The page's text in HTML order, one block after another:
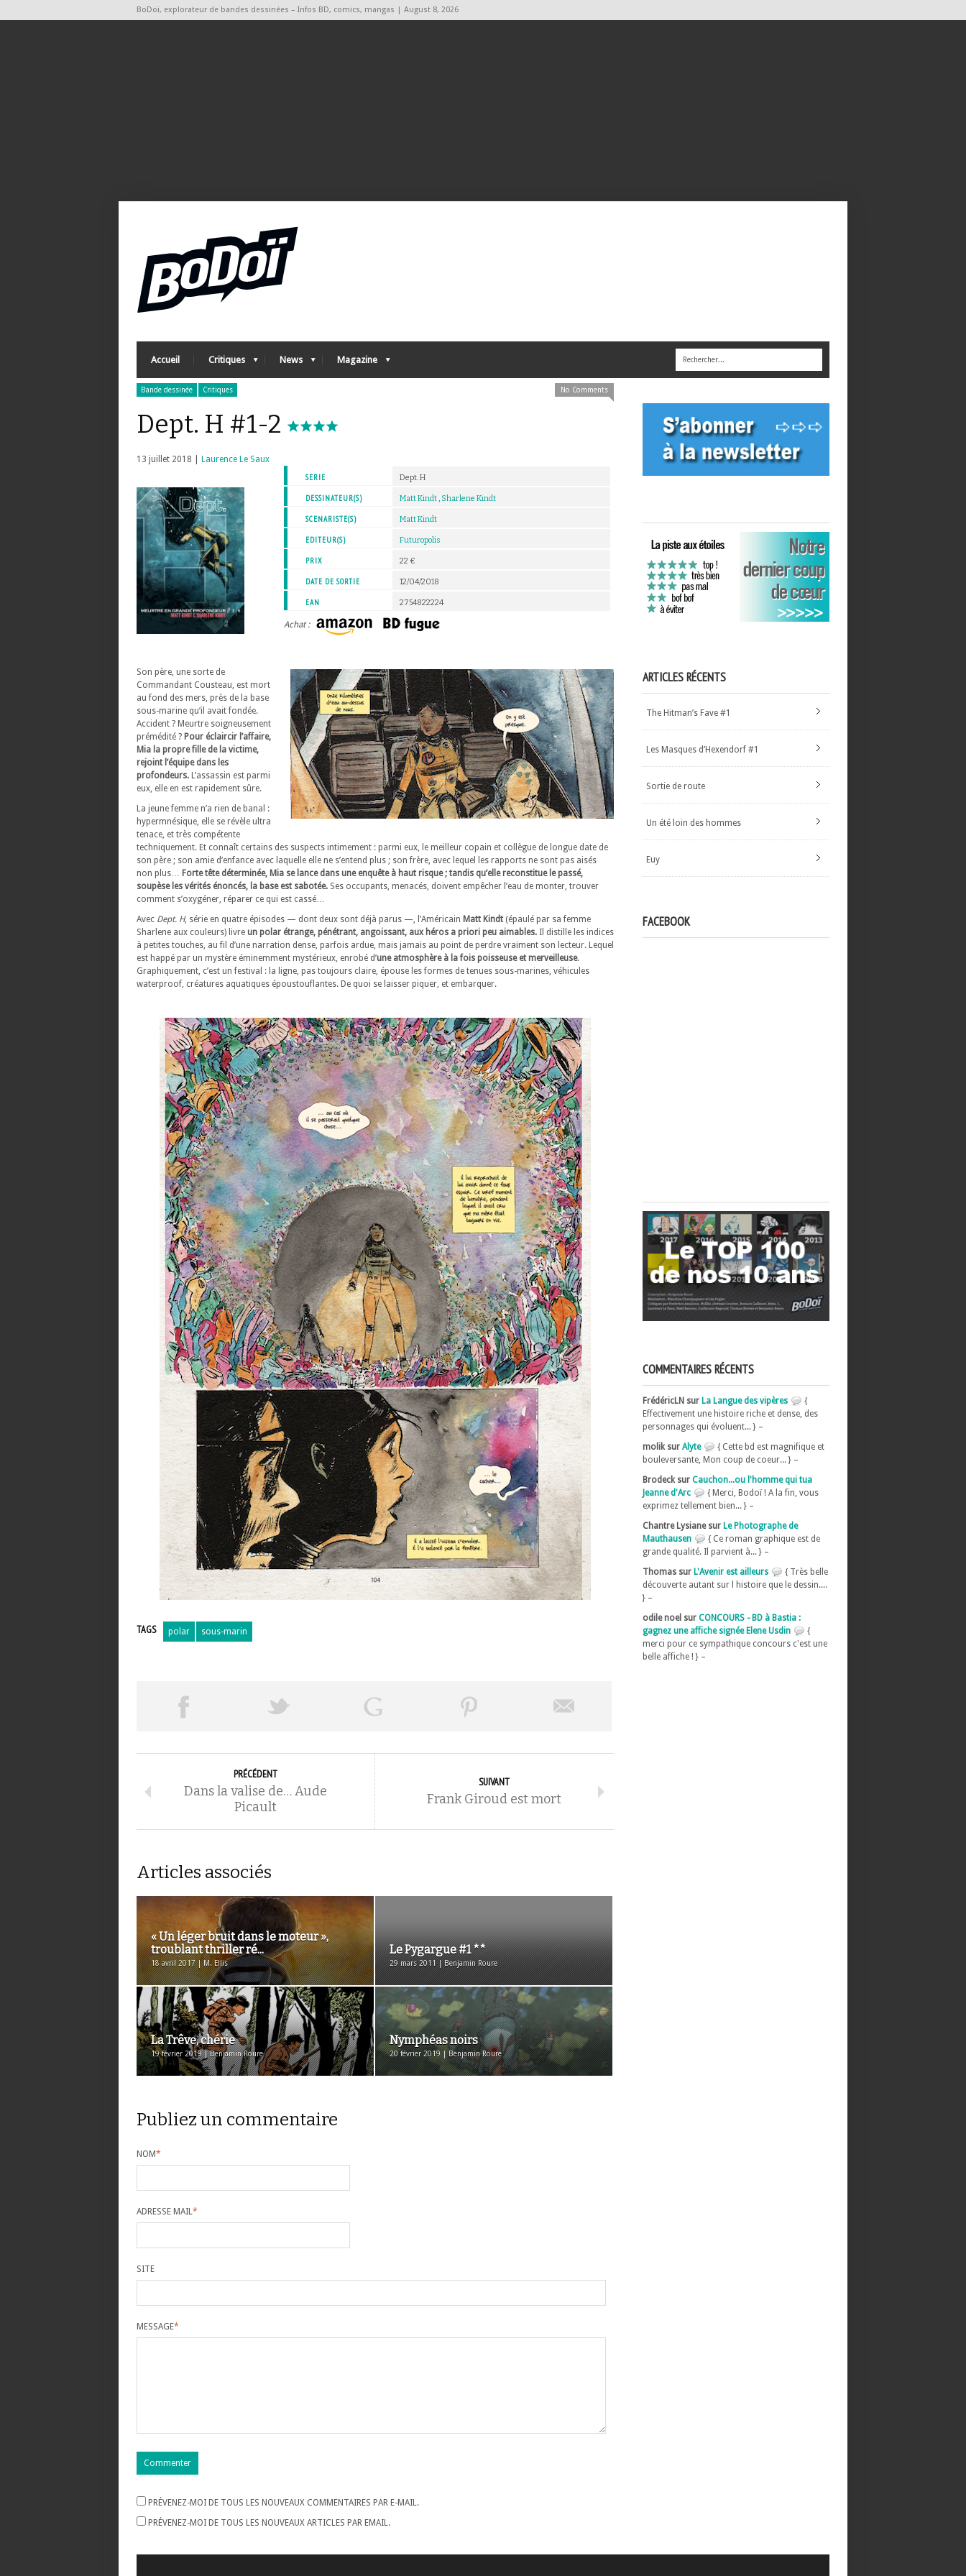
BoDoï, explorateur de bandes dessinées – Infos BD, comics, mangas | August 8, 2026
Accueil Critiques News Magazine
Bande dessinée Critiques No Comments
Dept. H #1-2
13 juillet 2018 |
Laurence Le Saux
SERIE
Dept. H
DESSINATEUR(S) Matt Kindt , Sharlene Kindt
SCENARISTE(S) Matt Kindt
EDITEUR(S) Futuropolis
PRIX 22 €
DATE DE SORTIE 12/04/2018
EAN 2754822224
Achat :
Son père, une sorte de
Commandant Cousteau, est mort
au fond des mers, près de la base
sous-marine qu’il avait fondée.
Accident ? Meurtre soigneusement
prémédité ? Pour éclaircir l’affaire,
Mia la propre fille de la victime,
rejoint l’équipe dans les
profondeurs. L’assassin est parmi
eux, elle en est rapidement sûre.
La jeune femme n’a rien de banal :
hypermnésique, elle se révèle ultra
tenace, et très compétente
techniquement. Et connaît certains des suspects intimement : parmi eux, le meilleur copain et collègue de longue date de
son père ; son amie d’enfance avec laquelle elle ne s’entend plus ; son frère, avec lequel les rapports ne sont pas aisés
non plus… Forte tête déterminée, Mia se lance dans une enquête à haut risque ; tandis qu’elle reconstitue le passé,
soupèse les vérités énoncés, la base est sabotée. Ses occupants, menacés, doivent empêcher l’eau de monter, trouver
comment s’oxygéner, réparer ce qui est cassé…
Avec Dept. H, série en quatre épisodes — dont deux sont déjà parus —, l’Américain Matt Kindt (épaulé par sa femme
Sharlene aux couleurs) livre un polar étrange, pénétrant, angoissant, aux héros a priori peu aimables. Il distille les indices
à petites touches, au fil d’une narration dense, parfois ardue, mais jamais au point de perdre vraiment son lecteur. Lequel
est happé par un mystère éminemment mystérieux, enrobé d’une atmosphère à la fois poisseuse et merveilleuse.
Graphiquement, c’est un festival : la ligne, pas toujours claire, épouse les formes de tenues sous-marines, véhicules
waterproof, créatures aquatiques époustouflantes. De quoi se laisser piquer, et embarquer.
TAGS polar sous-marin
PRÉCÉDENT
Dans la valise de… Aude
Picault
SUIVANT
Frank Giroud est mort
Articles associés
« Un léger bruit dans le moteur »,
troublant thriller ré...
18 avril 2017 | M. Ellis
Le Pygargue #1 **
29 mars 2011 | Benjamin Roure
La Trêve, chérie
19 février 2019 | Benjamin Roure
Nymphéas noirs
20 février 2019 | Benjamin Roure
Publiez un commentaire
NOM*
ADRESSE MAIL*
SITE
MESSAGE*
PRÉVENEZ-MOI DE TOUS LES NOUVEAUX COMMENTAIRES PAR E-MAIL.
PRÉVENEZ-MOI DE TOUS LES NOUVEAUX ARTICLES PAR EMAIL.
ARTICLES RÉCENTS
The Hitman’s Fave #1
Les Masques d’Hexendorf #1
Sortie de route
Un été loin des hommes
Euy
FACEBOOK
COMMENTAIRES RÉCENTS
FrédéricLN sur La Langue des vipères
{
Effectivement une histoire riche et dense, des
personnages qui évoluent... } –
molik sur Alyte
{ Cette bd est magnifique et
bouleversante, Mon coup de coeur... } –
Brodeck sur Cauchon...ou l'homme qui tua
Jeanne d'Arc
{ Merci, Bodoï ! A la fin, vous
exprimez tellement bien... } –
Chantre Lysiane sur Le Photographe de
Mauthausen
{ Ce roman graphique est de
grande qualité. Il parvient à... } –
Thomas sur L'Avenir est ailleurs
{ Très belle
découverte autant sur l histoire que le dessin....
} –
odile noel sur CONCOURS - BD à Bastia :
gagnez une affiche signée Elene Usdin
{
merci pour ce sympathique concours c'est une
belle affiche ! } –